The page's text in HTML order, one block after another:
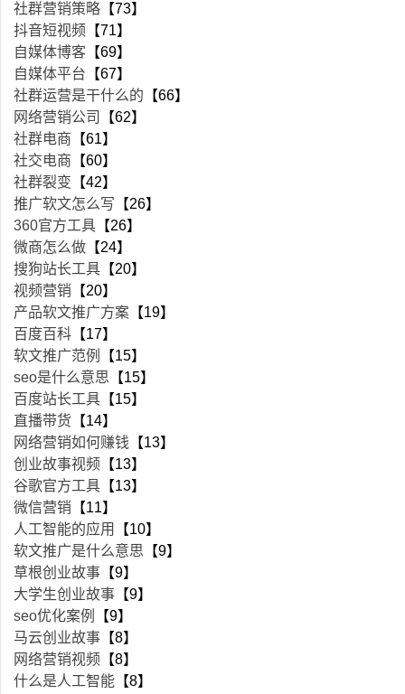
社群营销策略 【73】
抖音短视频 【71】
自媒体博客 【69】
自媒体平台 【67】
社群运营是干什么的 【66】
网络营销公司
【62】
社群电商 【61】
社交电商 【60】
社群裂变 【42】
推广软文怎么写 【26】
360官方工具 【26】
微商怎么做 【24】
搜狗站长工具 【20】
视频营销 【20】
产品软文推广方案 【19】
百度百科 【17】
软文推广范例
【15】
seo是什么意思 【15】
百度站长工具 【15】
直播带货 【14】
网络营销如何赚钱 【13】
创业故事视频 【13】
谷歌官方工具 【13】
微信营销 【11】
人工智能的应用
【10】
软文推广是什么意思 【9】
草根创业故事 【9】
大学生创业故事 【9】
seo优化案例
【9】
马云创业故事 【8】
网络营销视频 【8】
什么是人工智能 【8】